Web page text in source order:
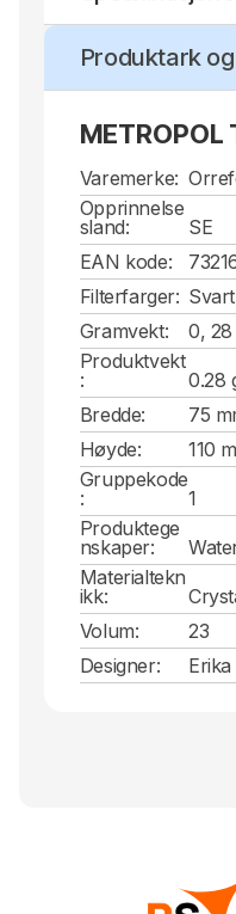
Produktark
METROPOL
Varemerke:
Opprinnelse
sland:
SE
EAN kode:
Filterfarger: Svart
Gramvekt:
0, 28
Produktvekt
:
0.28
Bredde:
75
Høyde:
110
Gruppekode
:
1
Produktege
nskaper:
Materialtekn
ikk:
Volum:
23
Designer: